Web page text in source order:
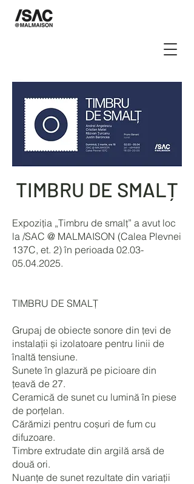
TIMBRU DE SMALȚ
Expoziția „Timbru de smalț” a avut loc
la /SAC @ MALMAISON (Calea Plevnei
137C, et. 2) în perioada 02.03-
05.04.2025.
TIMBRU DE SMALȚ
Grupaj de obiecte sonore din țevi de
instalații și izolatoare pentru linii de
înaltă tensiune.
Sunete în glazură pe picioare din
țeavă de 27.
Ceramică de sunet cu lumină în piese
de porțelan.
Cărămizi pentru coșuri de fum cu
difuzoare.
Timbre extrudate din argilă arsă de
două ori.
Nuanțe de sunet rezultate din variații